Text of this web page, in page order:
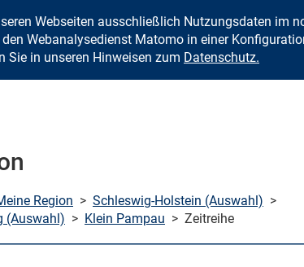
Zum Inhalt springen
Webseiten ausschließlich Nutzungsdaten im
Webanalysedienst Matomo in einer
Sie in unseren Hinweisen zum Datenschutz.
Region > Schleswig-Holstein (Auswahl) >
(Auswahl) > Klein Pampau > Zeitreihe